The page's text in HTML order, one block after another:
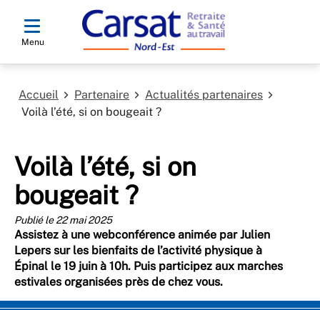
Menu
Accueil Partenaire
Actualités partenaires
Voilà l’été, si on bougeait ?
Voilà l’été, si on
bougeait ?
Publié le 22 mai 2025
Assistez à une webconférence animée par Julien
Lepers sur les bienfaits de l’activité physique à
Épinal le 19 juin à 10h. Puis participez aux marches
estivales organisées près de chez vous.